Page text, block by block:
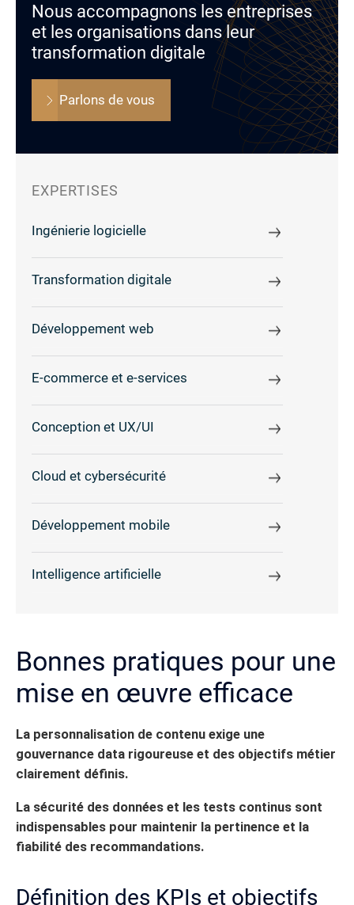
Nous accompagnons les entreprises
et les organisations dans leur
transformation digitale
Parlons de vous
EXPERTISES
Ingénierie logicielle
Transformation digitale
Développement web
E-commerce et e-services
Conception et UX/UI
Cloud et cybersécurité
Développement mobile
Intelligence artificielle
Bonnes pratiques pour une
mise en œuvre efficace
La personnalisation de contenu exige une
gouvernance data rigoureuse et des objectifs métier
clairement définis.
La sécurité des données et les tests continus sont
indispensables pour maintenir la pertinence et la
fiabilité des recommandations.
Définition des KPIs et objectifs